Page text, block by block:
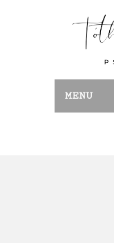
MENU